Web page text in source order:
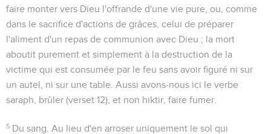
faire monter vers Dieu l'offrande d'une vie pure, ou, comme
dans le sacrifice d'actions de grâces, celui de préparer
l'aliment d'un repas de communion avec Dieu ; la mort
aboutit purement et simplement à la destruction de la
victime qui est consumée par le feu sans avoir figuré ni sur
un autel, ni sur une table. Aussi avons-nous ici le verbe
saraph , brûler (verset 12), et non hiktir , faire fumer.
5 Du sang . Au lieu d'en arroser uniquement le sol qui